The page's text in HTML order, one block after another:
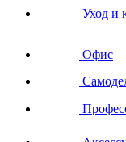
Уход и
Офис